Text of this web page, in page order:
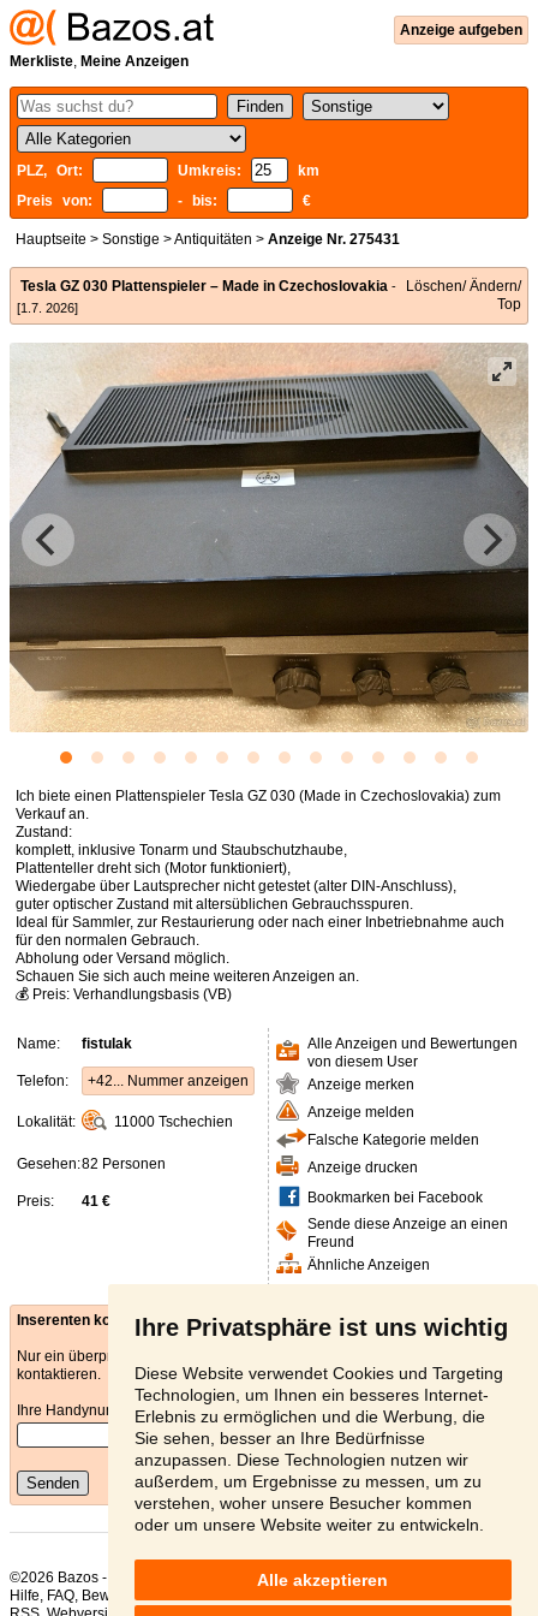
Ihre Privatsphäre ist uns wichtig
Diese Website verwendet Cookies und Targeting
Technologien, um Ihnen ein besseres Internet-
Erlebnis zu ermöglichen und die Werbung, die
Sie sehen, besser an Ihre Bedürfnisse
anzupassen. Diese Technologien nutzen wir
außerdem, um Ergebnisse zu messen, um zu
verstehen, woher unsere Besucher kommen
oder um unsere Website weiter zu entwickeln.
Alle akzeptieren
Anzeige aufgeben
Merkliste, Meine Anzeigen
PLZ, Ort: Umkreis:
km
Preis von:
- bis: €
Hauptseite > Sonstige >Antiquitäten > Anzeige Nr. 275431
Tesla GZ 030 Plattenspieler – Made in Czechoslovakia -
[1.7. 2026]
Löschen/ Ändern/
Top
Ich biete einen Plattenspieler Tesla GZ 030 (Made in Czechoslovakia) zum
Verkauf an.
Zustand:
komplett, inklusive Tonarm und Staubschutzhaube,
Plattenteller dreht sich (Motor funktioniert),
Wiedergabe über Lautsprecher nicht getestet (alter DIN-Anschluss),
guter optischer Zustand mit altersüblichen Gebrauchsspuren.
Ideal für Sammler, zur Restaurierung oder nach einer Inbetriebnahme auch
für den normalen Gebrauch.
Abholung oder Versand möglich.
Schauen Sie sich auch meine weiteren Anzeigen an.
💰 Preis: Verhandlungsbasis (VB)
Name: fistulak
Telefon: +42... Nummer anzeigen
Lokalität: 11000 Tschechien
Gesehen:82 Personen
Preis: 41 €
Alle Anzeigen und Bewertungen
von diesem User
Anzeige merken
Anzeige melden
Falsche Kategorie melden
Anzeige drucken
Bookmarken bei Facebook
Sende diese Anzeige an einen
Freund
Ähnliche Anzeigen
Inserenten kontaktieren - E-mail
Nur ein überprüfter Benutzer kann den Anbieter über das E-Mail Formular
kontaktieren.
Ihre Handynummer*
Senden
©2026 Bazos -
Kleinanzeigen, Bazar Antiquitäten
Hilfe, FAQ, Bewertung Datenschutzerklärung